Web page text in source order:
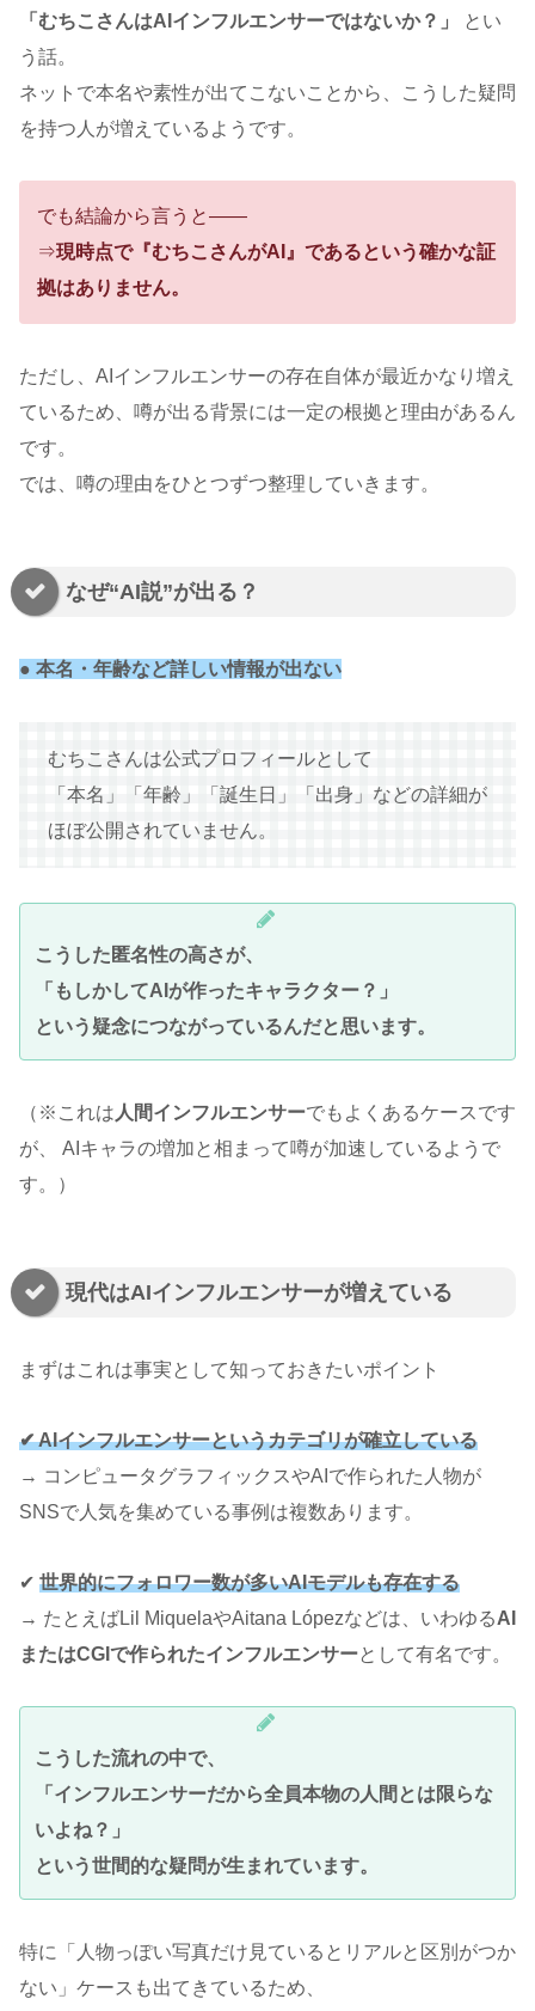
「むちこさんはAIインフルエンサーではないか？」
とい
う話。
ネットで本名や素性が出てこないことから、こうした疑問
を持つ人が増えているようです。
でも結論から言うと――
⇒現時点で『むちこさんがAI』であるという確かな証
拠はありません。
ただし、AIインフルエンサーの存在自体が最近かなり増え
ているため、噂が出る背景には一定の根拠と理由があるん
です。
では、噂の理由をひとつずつ整理していきます。
なぜ“AI説”が出る？
● 本名・年齢など詳しい情報が出ない
むちこさんは公式プロフィールとして
「本名」「年齢」「誕生日」「出身」などの詳細が
ほぼ公開されていません。
こうした匿名性の高さが、
「もしかしてAIが作ったキャラクター？」
という疑念につながっているんだと思います。
（※これは 人間インフルエンサーでもよくあるケースです
が、 AIキャラの増加と相まって噂が加速しているようで
す。）
現代はAIインフルエンサーが増えている
まずはこれは事実として知っておきたいポイント
✔ AIインフルエンサーというカテゴリが確立している
→ コンピュータグラフィックスやAIで作られた人物が
SNSで人気を集めている事例は複数あります。
✔ 世界的にフォロワー数が多いAIモデルも存在する
→ たとえばLil MiquelaやAitana Lópezなどは、いわゆるAI
またはCGIで作られたインフルエンサーとして有名です。
こうした流れの中で、
「インフルエンサーだから全員本物の人間とは限らな
いよね？」
という世間的な疑問が生まれています。
特に「人物っぽい写真だけ見ているとリアルと区別がつか
ない」ケースも出てきているため、